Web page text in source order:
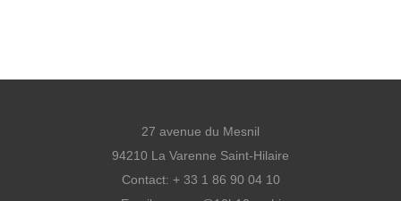
27 avenue du Mesnil
94210 La Varenne Saint-Hilaire
Contact: + 33 1 86 90 04 10